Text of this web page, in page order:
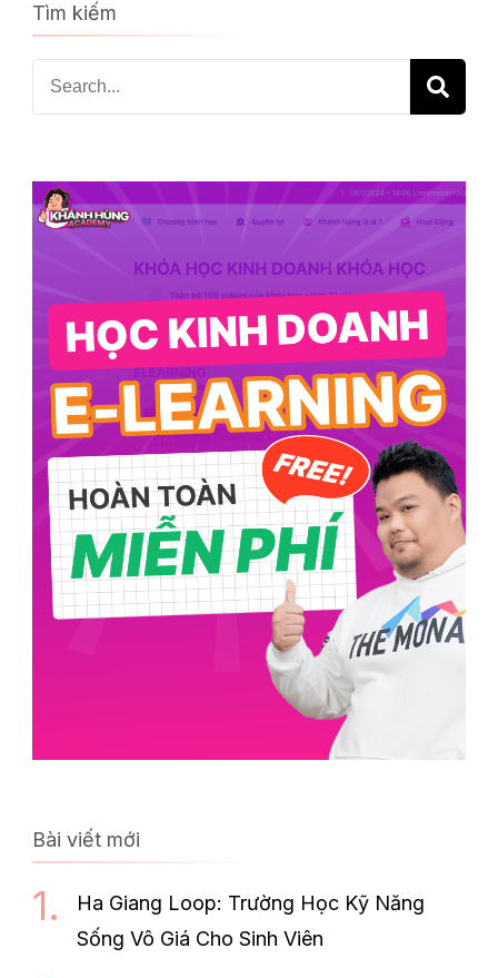
Tìm kiếm
Search
for:
Bài viết mới
Ha Giang Loop: Trường Học Kỹ Năng
Sống Vô Giá Cho Sinh Viên